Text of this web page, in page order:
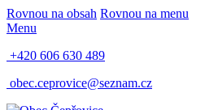
Rovnou na obsah Rovnou na menu
Menu
+420 606 630 489
obec.ceprovice@seznam.cz